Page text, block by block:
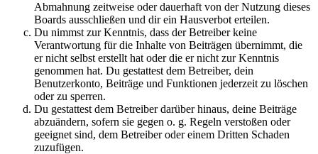
Abmahnung zeitweise oder dauerhaft von der Nutzung dieses
Boards ausschließen und dir ein Hausverbot erteilen.
Du nimmst zur Kenntnis, dass der Betreiber keine
Verantwortung für die Inhalte von Beiträgen übernimmt, die
er nicht selbst erstellt hat oder die er nicht zur Kenntnis
genommen hat. Du gestattest dem Betreiber, dein
Benutzerkonto, Beiträge und Funktionen jederzeit zu löschen
oder zu sperren.
Du gestattest dem Betreiber darüber hinaus, deine Beiträge
abzuändern, sofern sie gegen o. g. Regeln verstoßen oder
geeignet sind, dem Betreiber oder einem Dritten Schaden
zuzufügen.